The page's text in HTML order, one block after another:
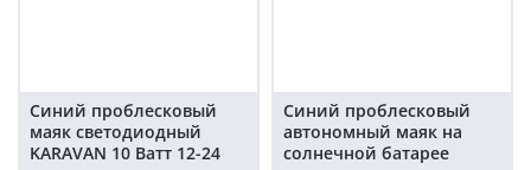
Синий проблесковый
маяк светодиодный
KARAVAN 10 Ватт 12-24
Синий проблесковый
автономный маяк на
солнечной батарее